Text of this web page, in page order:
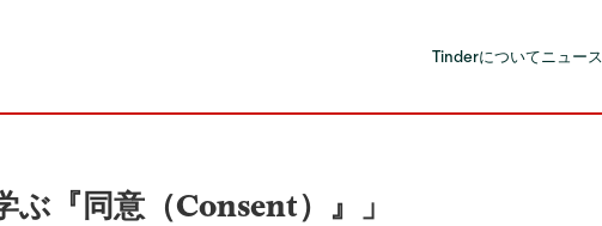
Tinderについてニュース
ぶ『同意（Consent）』」